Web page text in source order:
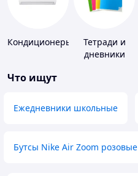
Кондиционеры
Тетради и
дневники
Что ищут
Ежедневники школьные
Бутсы Nike Air Zoom розовые